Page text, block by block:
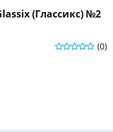
(Глассикс) №2
(0)